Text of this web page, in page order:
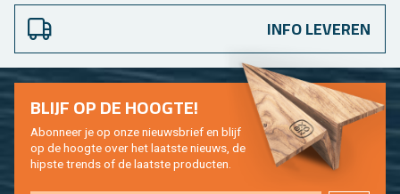
INFO LEVEREN
BLIJF OP DE HOOG­TE!
Abon­neer je op onze nieuws­brief en blijf
op de hoog­te over het laat­ste nieuws, de
hip­s­te trends of de laat­ste pro­duc­ten.